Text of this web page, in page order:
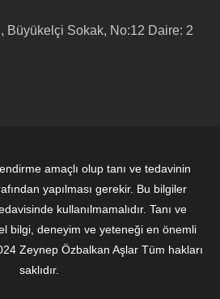
Büyükelçi Sokak, No:12 Daire: 2
amaçlı olup tanı ve tedavinin
yapılması gerekir. Bu bilgiler
kullanılmamalıdır. Tanı ve
bilgi, deneyim ve yeteneği en önemli
Zeynep Özbalkan Aşlar Tüm hakları
saklıdır.